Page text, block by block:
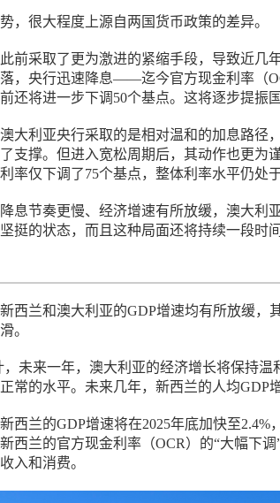
，很大程度上源自两国货币政策的差异。
前采取了更为激进的紧缩手段，导致近几
，央行迅速降息——迄今官方现金利率（
还将进一步下调50个基点。这将逐步提振
大利亚央行采取的是相对温和的加息路径
支撑。但进入宽松周期后，其动作也更为
率仅下调了75个基点，整体利率水平仍处
息节奏更慢、经济增速有所放缓，澳大利
挺的状态，而且这种局面还将持续一段时间
西兰和澳大利亚的GDP增速均有所放缓，
。
，未来一年，澳大利亚的经济增长将保持
常的水平。未来几年，新西兰的人均GDP
西兰的GDP增速将在2025年底加快至2.4%
西兰的官方现金利率（OCR）的“大幅下
入和消费。